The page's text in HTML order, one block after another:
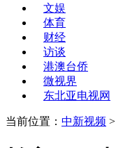
文娱
体育
财经
访谈
港澳台侨
微视界
东北亚电视网
当前位置： 中新视频 >